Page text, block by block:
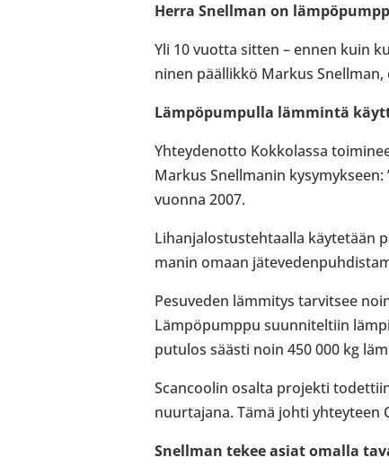
Herra Snell­man on
Yli 10 vuotta sitten – ennen kuin
ni­nen pääl­likkö Markus
Läm­pö­pum­pulla läm­mintä
Yhtey­den­otto Kok­ko­lassa
Markus Snell­ma­nin
vuonna 2007.
Lihan­ja­los­tus­teh­taalla käy­te­tään
ma­nin omaan
Pesu­ve­den läm­mi­tys tar­vit­see
Läm­pö­pumppu suun­ni­tel­tiin
pu­tu­los säästi noin 450 000 kg
Scancoo­lin osalta pro­jekti
nuur­ta­jana. Tämä johti yhtey­teen
Snell­man tekee asiat omalla